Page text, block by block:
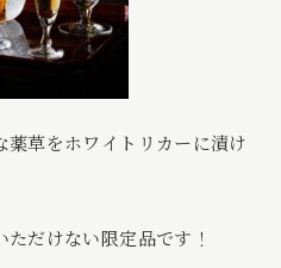
草をホワイトリカーに漬け
だけない限定品です！